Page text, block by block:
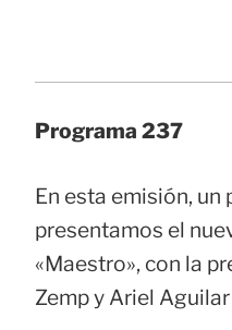
Programa 237
En esta emisión, un
presentamos el
«Maestro», con la
Zemp y Ariel